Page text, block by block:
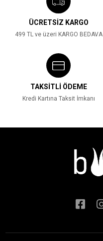
ÜCRETSİZ KARGO
499 TL ve üzeri KARGO BEDAVA
TAKSİTLİ ÖDEME
Kredi Kartına Taksit İmkanı